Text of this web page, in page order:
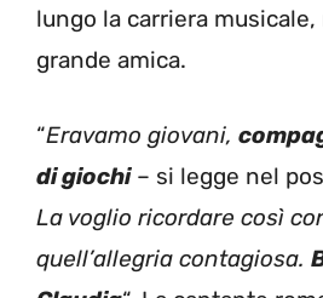
lungo la carriera
grande amica.
“Eravamo giovani,
di giochi– si legge nel
La voglio ricordare così
quell’allegria contagiosa.